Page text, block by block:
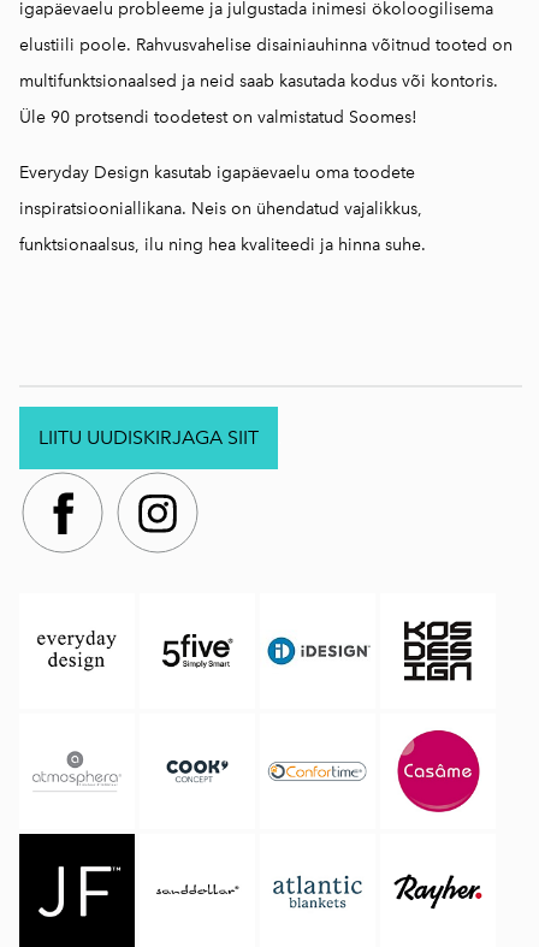
igapäevaelu probleeme ja julgustada inimesi ökoloogilisema
elustiili poole. Rahvusvahelise disainiauhinna võitnud tooted on
multifunktsionaalsed ja neid saab kasutada kodus või kontoris.
Üle 90 protsendi toodetest on valmistatud Soomes!
Everyday Design kasutab igapäevaelu oma toodete
inspiratsiooniallikana. Neis on ühendatud vajalikkus,
funktsionaalsus, ilu ning hea kvaliteedi ja hinna suhe.
LIITU UUDISKIRJAGA SIIT